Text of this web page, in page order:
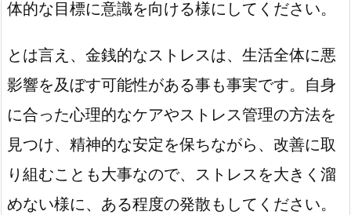
体的な目標に意識を向ける様にしてください。
とは言え、金銭的なストレスは、生活全体に悪
影響を及ぼす可能性がある事も事実です。自身
に合った心理的なケアやストレス管理の方法を
見つけ、精神的な安定を保ちながら、改善に取
り組むことも大事なので、ストレスを大きく溜
めない様に、ある程度の発散もしてください。